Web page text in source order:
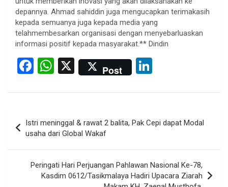
depannya. Ahmad sahiddin juga mengucapkan terimakasih
kepada semuanya juga kepada media yang
telahmembesarkan organisasi dengan menyebarluaskan
informasi positif kepada masyarakat.** Dindin
F
ce
b
o
o
k
W
at
s
A
p
p
X Post
ke
dI
n
navigation
Istri meninggal & rawat 2 balita, Pak Cepi dapat Modal
usaha dari Global Wakaf
Peringati Hari Perjuangan Pahlawan Nasional Ke-78,
Kasdim 0612/Tasikmalaya Hadiri Upacara Ziarah